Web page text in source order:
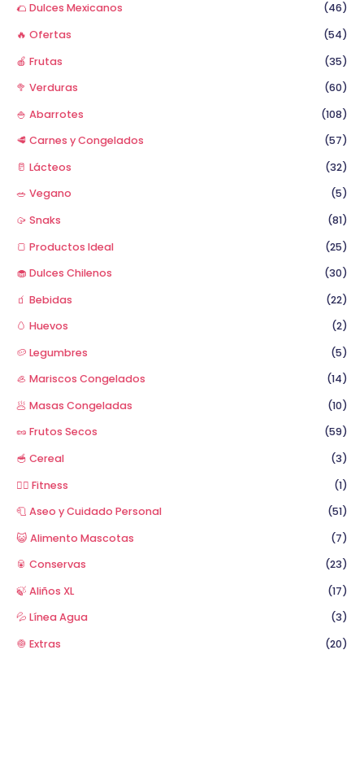
🌮 Dulces Mexicanos
(46)
🔥 Ofertas
(54)
🍎 Frutas
(35)
🥦 Verduras
(60)
🍚 Abarrotes
(108)
🥩 Carnes y Congelados
(57)
🥛 Lácteos
(32)
🥗 Vegano
(5)
🥠 Snaks
(81)
🍞 Productos Ideal
(25)
🧁 Dulces Chilenos
(30)
🧃 Bebidas
(22)
🥚 Huevos
(2)
🥔 Legumbres
(5)
🦪 Mariscos Congelados
(14)
🥟 Masas Congeladas
(10)
🥜 Frutos Secos
(59)
🥣 Cereal
(3)
🏋️‍♂️ Fitness
(1)
🧻 Aseo y Cuidado Personal
(51)
😺 Alimento Mascotas
(7)
🥫 Conservas
(23)
🍃 Aliños XL
(17)
💦 Línea Agua
(3)
🧅 Extras
(20)